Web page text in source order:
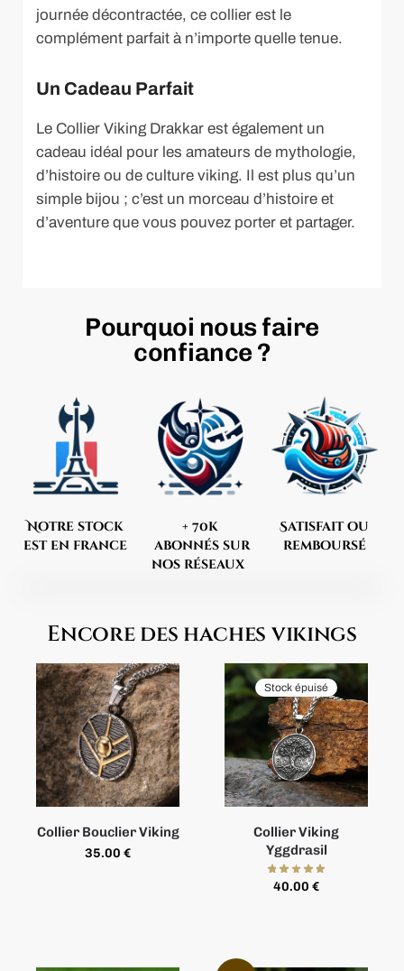
journée décontractée, ce collier est le
complément parfait à n’importe quelle tenue.
Un Cadeau Parfait
Le Collier Viking Drakkar est également un
cadeau idéal pour les amateurs de mythologie,
d’histoire ou de culture viking. Il est plus qu’un
simple bijou ; c’est un morceau d’histoire et
d’aventure que vous pouvez porter et partager.
Pourquoi nous faire
confiance ?
Notre stock
est en france
+ 70k
abonnés sur
nos réseaux
Satisfait ou
remboursé
Encore des haches vikings
Collier Bouclier Viking
35.00 €
Stock épuisé
Collier Viking
Yggdrasil
40.00 €